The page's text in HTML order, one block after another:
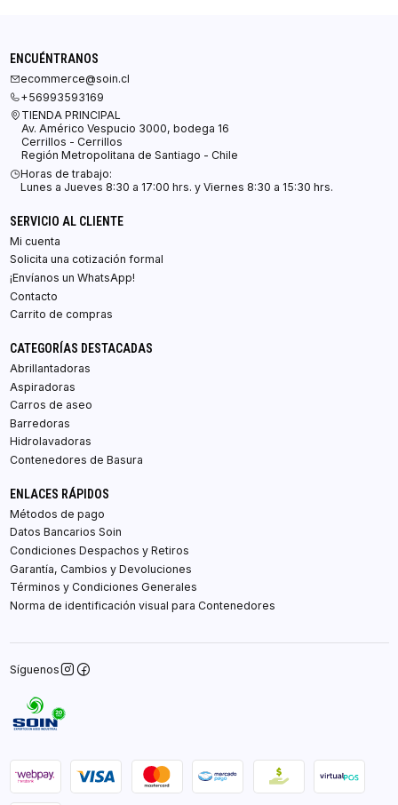
ENCUÉNTRANOS
ecommerce@soin.cl
+56993593169
TIENDA PRINCIPAL
Av. Américo Vespucio 3000, bodega 16
Cerrillos - Cerrillos
Región Metropolitana de Santiago - Chile
Horas de trabajo:
Lunes a Jueves 8:30 a 17:00 hrs. y Viernes 8:30 a 15:30 hrs.
SERVICIO AL CLIENTE
Mi cuenta
Solicita una cotización formal
¡Envíanos un WhatsApp!
Contacto
Carrito de compras
CATEGORÍAS DESTACADAS
Abrillantadoras
Aspiradoras
Carros de aseo
Barredoras
Hidrolavadoras
Contenedores de Basura
ENLACES RÁPIDOS
Métodos de pago
Datos Bancarios Soin
Condiciones Despachos y Retiros
Garantía, Cambios y Devoluciones
Términos y Condiciones Generales
Norma de identificación visual para Contenedores
Síguenos